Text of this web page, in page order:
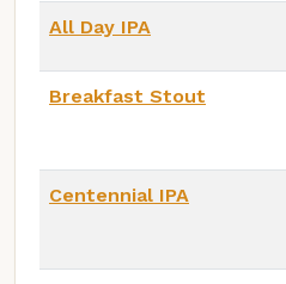
All Day IPA
Breakfast Stout
Centennial IPA